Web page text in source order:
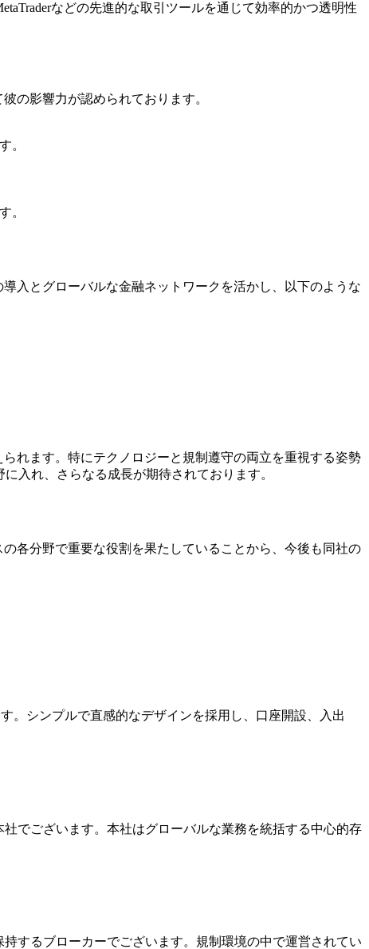
などの先進的な取引ツールを通じて効率的かつ透明性
の影響力が認められております。
。
。
導入とグローバルな金融ネットワークを活かし、以下のような
られます。特にテクノロジーと規制遵守の両立を重視する姿勢
入れ、さらなる成長が期待されております。
の各分野で重要な役割を果たしていることから、今後も同社の
。シンプルで直感的なデザインを採用し、口座開設、入出
でございます。本社はグローバルな業務を統括する中心的存
するブローカーでございます。規制環境の中で運営されてい